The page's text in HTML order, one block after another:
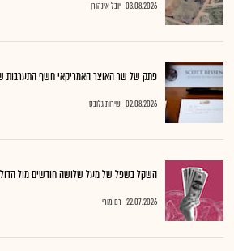
03.08.2026 יובל אינהורן
פתק של שר האוצר האמריקאי חשף התערבות
02.08.2026 שירות גלובס
השקל בשפל של מעל שלושה חודשים מול
22.07.2026 רם מורי